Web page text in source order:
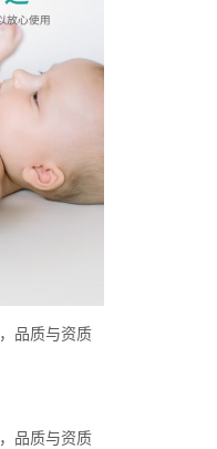
品质与资质
品质与资质